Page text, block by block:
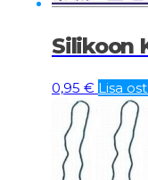
Silikoon
0,95 € Lisa